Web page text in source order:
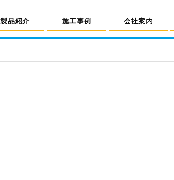
製品紹介 施工事例 会社案内